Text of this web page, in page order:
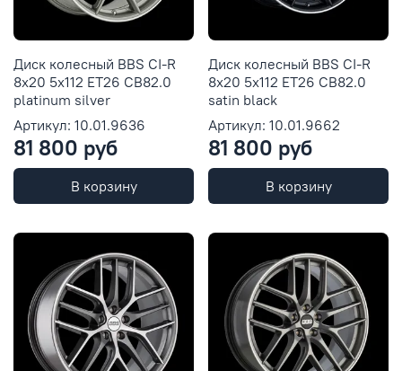
Диск колесный BBS CI-R
8x20 5x112 ET26 CB82.0
platinum silver
Артикул: 10.01.9636
81 800 руб
В корзину
Диск колесный BBS CI-R
8x20 5x112 ET26 CB82.0
satin black
Артикул: 10.01.9662
81 800 руб
В корзину